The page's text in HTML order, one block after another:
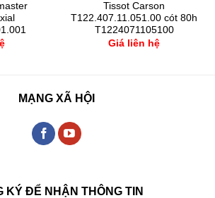
Tissot Carson
T122.407.11.051.00 cót 80h
T1224071105100
Giá liên hệ
MẠNG XÃ HỘI
KÝ ĐỂ NHẬN THÔNG TIN